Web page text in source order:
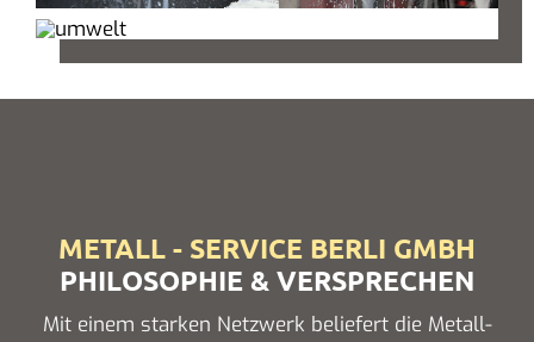
METALL - SERVICE BERLI GMBH
PHILOSOPHIE & VERSPRECHEN
Mit einem starken Netzwerk beliefert die Metall-